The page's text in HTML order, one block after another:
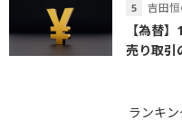
吉田
【為替
売り取引
ランキ